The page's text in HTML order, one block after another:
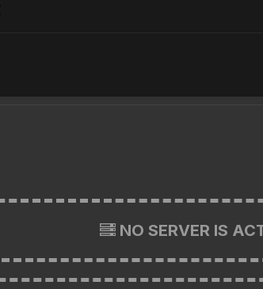
NO SERVER IS